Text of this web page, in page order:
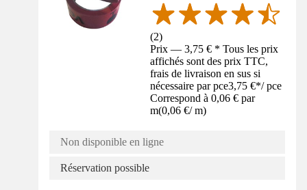
(2)
Prix — 3,75 € * Tous les prix
affichés sont des prix TTC,
frais de livraison en sus si
nécessaire par pce3,75 €*/ pce
Correspond à 0,06 € par
m(0,06 €/ m)
Non disponible en ligne
Réservation possible